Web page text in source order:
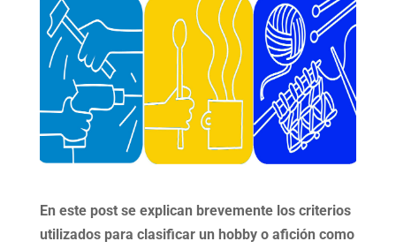
En este post se explican brevemente los criterios
utilizados para clasificar un hobby o afición como